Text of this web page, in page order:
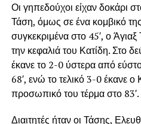
Οι γηπεδούχοι είχαν δοκάρι
Τάση, όμως σε ένα κομβικό
συγκεκριμένα στο 45′, ο
την κεφαλιά του Κατίδη. Στο
έκανε το 2-0 ύστερα από
68′, ενώ το τελικό 3-0 έκανε ο
προσωπικό του τέρμα στο 83′.
Διαιτητές ήταν οι Τάσης,